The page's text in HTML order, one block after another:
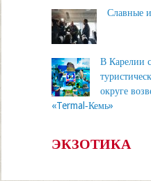
Славные
В Карелии
округе
«Termal‑Кемь»
ЭКЗОТИКА